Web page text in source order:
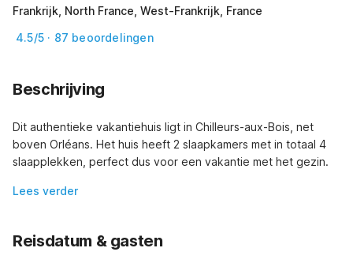
Frankrijk, North France, West-Frankrijk, France
4.5/5 · 87 beoordelingen
Beschrijving
Dit authentieke vakantiehuis ligt in Chilleurs-aux-Bois, net
boven Orléans. Het huis heeft 2 slaapkamers met in totaal 4
slaapplekken, perfect dus voor een vakantie met het gezin.
Lees verder
Reisdatum & gasten